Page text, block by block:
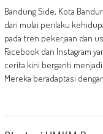
Bandung Side, Kota
dari mulai perilaku
pada tren pekerjaan dan
Facebook dan Instagram
cerita kini berganti
Mereka beradaptasi